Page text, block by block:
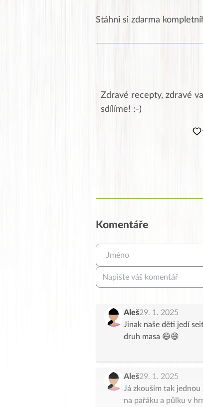
Stáhni si zdarma
Zdravé recepty, zdravé
sdílíme! :-)
Komentáře
Aleš29. 1. 2025
Jinak naše děti jedí
druh masa 😄😄
Aleš29. 1. 2025
Já zkouším tak
na pařáku a půlku v